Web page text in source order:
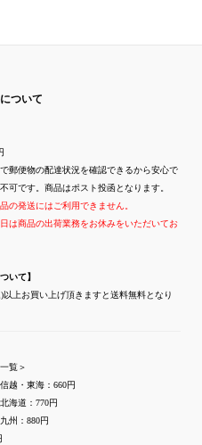
ついて
郵便物の配達状況を確認できるから安心で
可です。商品はポスト投函となります。
の発送にはご利用できません。
は商品の出荷業務をお休みをいただいてお
いて】
以上お買い上げ頂きますと送料無料となり
覧＞
越・東海：660円
海道：770円
州：880円